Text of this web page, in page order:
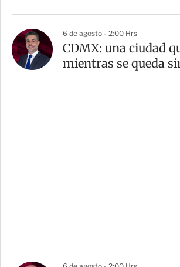
6 de agosto - 2:00 Hrs
CDMX: una ciudad
mientras se queda